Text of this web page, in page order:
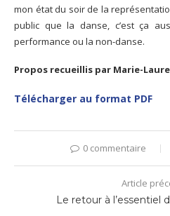
mon état du soir de la
public que la danse, c’est ça
performance ou la non-danse.
Propos recueillis par Marie-
Télécharger au format PDF
0 commentaire
Article
Le retour à l’essentiel